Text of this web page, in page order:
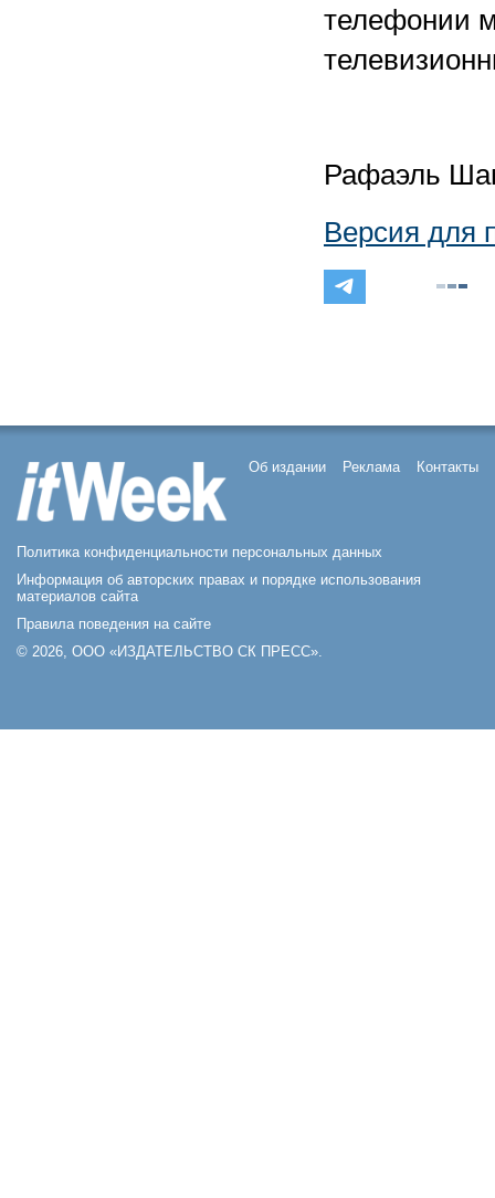
телефонии
Рафаэль
Версия для
Об издании Реклама Контакты
Политика конфиденциальности персональных данных
Информация об авторских правах и порядке использования
материалов сайта
Правила поведения на сайте
© 2026, ООО «ИЗДАТЕЛЬСТВО СК ПРЕСС».